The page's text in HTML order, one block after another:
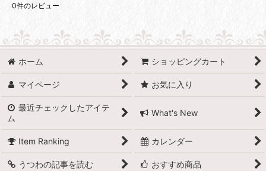
0件のレビュー
ホーム ショッピングカート
マイページ お気に入り
最近チェックしたアイテ
ム
What's New
Item Ranking カレンダー
うつわの記事を読む おすすめ商品